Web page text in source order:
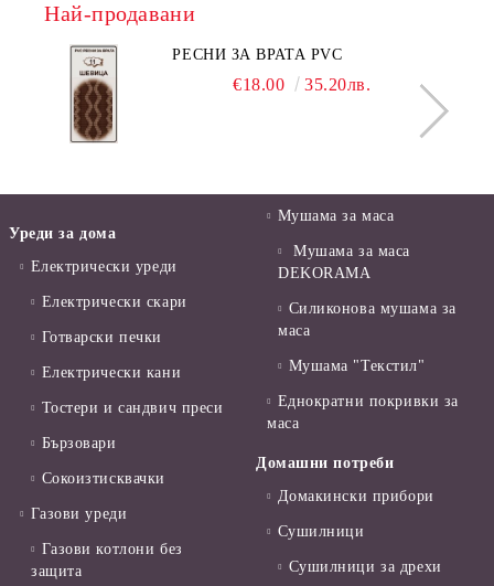
Най-продавани
РЕСНИ ЗА ВРАТА PVC
€18.00 35.20лв.
Уреди за дома
Електрически уреди
Електрически скари
Готварски печки
Електрически кани
Тостери и сандвич преси
Бързовари
Сокоизтисквачки
Газови уреди
Газови котлони без
защита
Мушама за маса
Мушама за маса
DEKORAMA
Силиконова мушама за
маса
Мушама "Текстил"
Еднократни покривки за
маса
Домашни потреби
Домакински прибори
Сушилници
Сушилници за дрехи